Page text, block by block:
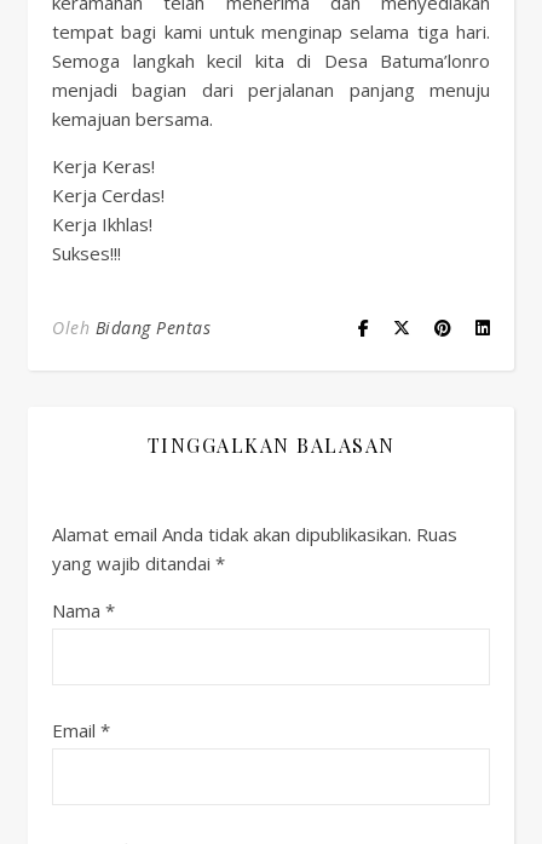
tempat bagi kami untuk menginap selama tiga hari.
Semoga langkah kecil kita di Desa Batuma’lonro
menjadi bagian dari perjalanan panjang menuju
kemajuan bersama.
Kerja Keras!
Kerja Cerdas!
Kerja Ikhlas!
Sukses!!!
Oleh Bidang Pentas
TINGGALKAN BALASAN
Alamat email Anda tidak akan dipublikasikan. Ruas
yang wajib ditandai *
Nama *
Email *